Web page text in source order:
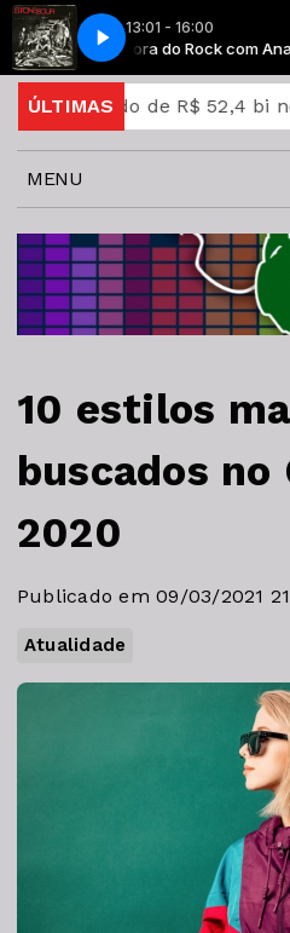
13:01 - 16:00
Hora do Rock com Ana
Stone Sour - Through Glass
ÚLTIMAS
de R$ 52,4 bi no
MENU
10 estilos
buscados no
2020
Publicado em 09/03/2021
Atualidade